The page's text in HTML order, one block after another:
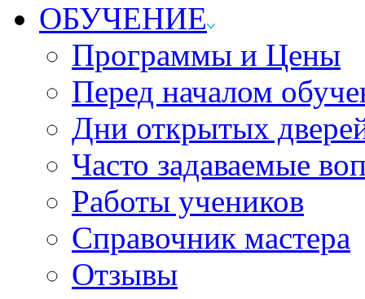
ОБУЧЕНИЕ
Программы и Цены
Перед началом
Дни открытых
Часто задаваемые
Работы учеников
Справочник мастера
Отзывы